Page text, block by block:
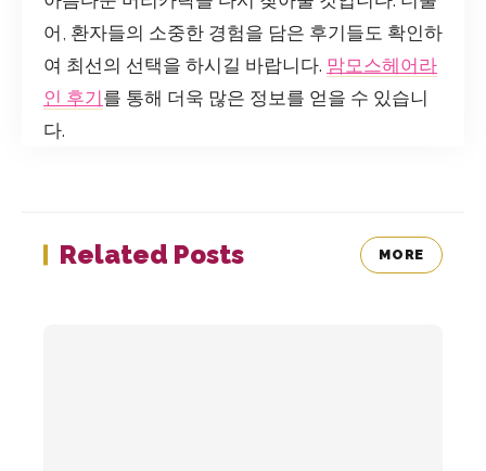
어, 환자들의 소중한 경험을 담은 후기들도 확인하
여 최선의 선택을 하시길 바랍니다. 맘모스헤어라
인 후기를 통해 더욱 많은 정보를 얻을 수 있습니
다.
Related Posts MORE